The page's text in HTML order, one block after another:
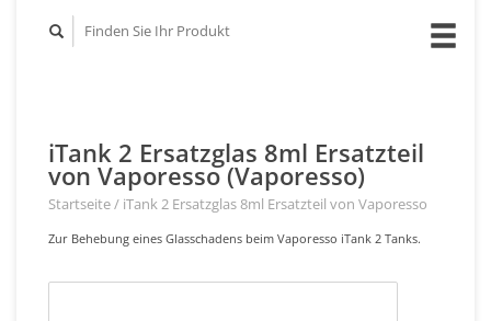
iTank 2 Ersatzglas 8ml Ersatzteil
von Vaporesso (Vaporesso)
Startseite/ iTank 2 Ersatzglas 8ml Ersatzteil von Vaporesso
Zur Behebung eines Glasschadens beim Vaporesso iTank 2 Tanks.